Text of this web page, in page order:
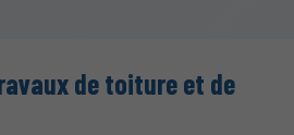
de toiture et de